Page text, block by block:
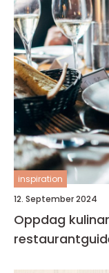
inspiration
12. September 2024
Oppdag